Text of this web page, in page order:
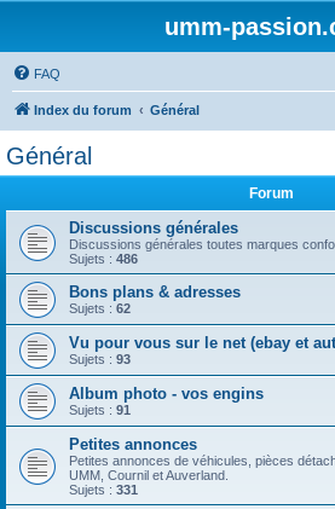
umm-
FAQ
Index du forum Général
Général
Forum
Discussions générales
Discussions générales toutes marques
Sujets : 486
Bons plans & adresses
Sujets : 62
Vu pour vous sur le net (ebay et
Sujets : 93
Album photo - vos engins
Sujets : 91
Petites annonces
Petites annonces de véhicules, pièces
UMM, Cournil et Auverland.
Sujets : 331